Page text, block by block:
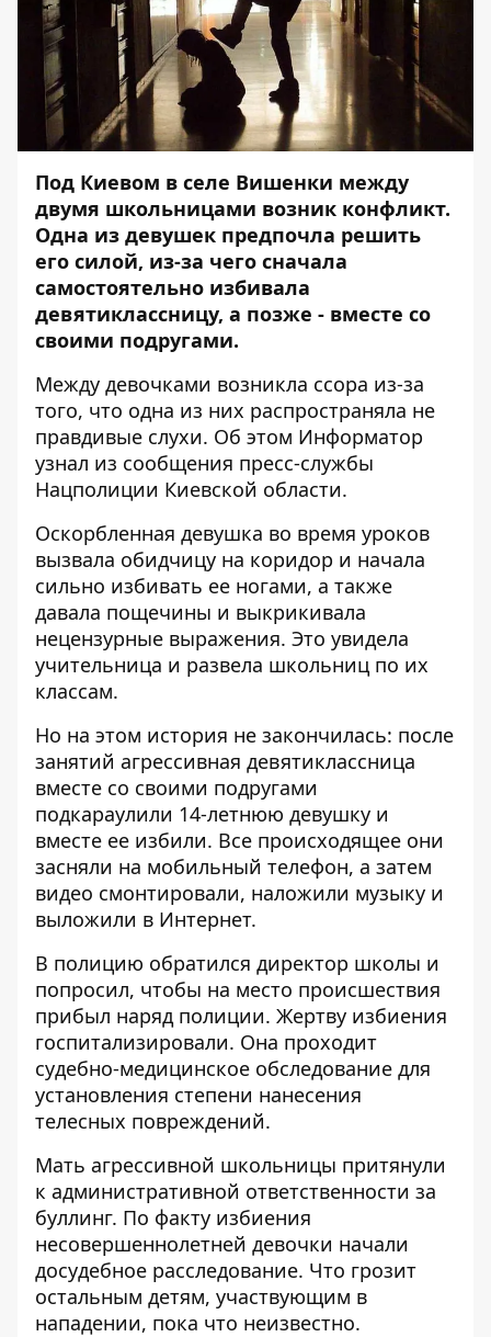
Под Киевом в селе Вишенки между
двумя школьницами возник конфликт.
Одна из девушек предпочла решить
его силой, из-за чего сначала
самостоятельно избивала
девятиклассницу, а позже - вместе со
своими подругами.
Между девочками возникла ссора из-за
того, что одна из них распространяла не
правдивые слухи. Об этом Информатор
узнал из сообщения пресс-службы
Нацполиции Киевской области.
Оскорбленная девушка во время уроков
вызвала обидчицу на коридор и начала
сильно избивать ее ногами, а также
давала пощечины и выкрикивала
нецензурные выражения. Это увидела
учительница и развела школьниц по их
классам.
Но на этом история не закончилась: после
занятий агрессивная девятиклассница
вместе со своими подругами
подкараулили 14-летнюю девушку и
вместе ее избили. Все происходящее они
засняли на мобильный телефон, а затем
видео смонтировали, наложили музыку и
выложили в Интернет.
В полицию обратился директор школы и
попросил, чтобы на место происшествия
прибыл наряд полиции. Жертву избиения
госпитализировали. Она проходит
судебно-медицинское обследование для
установления степени нанесения
телесных повреждений.
Мать агрессивной школьницы притянули
к административной ответственности за
буллинг. По факту избиения
несовершеннолетней девочки начали
досудебное расследование. Что грозит
остальным детям, участвующим в
нападении, пока что неизвестно.